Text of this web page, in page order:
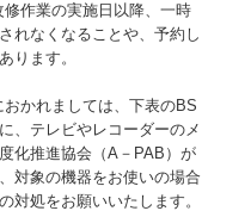
作業の実施日以降、一時
れなくなることや、予約し
ります。
かれましては、下表のBS
、テレビやレコーダーのメ
化推進協会（A－PAB）が
対象の機器をお使いの場合
対処をお願いいたします。